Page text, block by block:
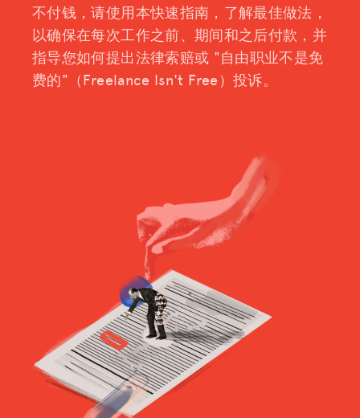
不付钱，请使用本快速指南，了解最佳做法，
以确保在每次工作之前、期间和之后付款，并
指导您如何提出法律索赔或 "自由职业不是免
费的"（Freelance Isn't Free）投诉。